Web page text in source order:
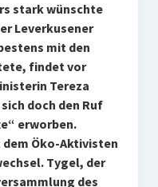
stark wünschte
Leverkusener
mit den
findet vor
Tereza
doch den Ruf
erworben.
dem Öko-Aktivisten
Tygel, der
des